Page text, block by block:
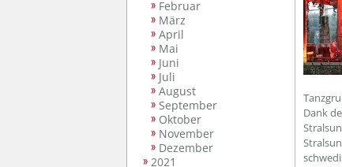
Februar
März
April
Mai
Juni
Juli
August
September
Oktober
November
Dezember
2021
Dank